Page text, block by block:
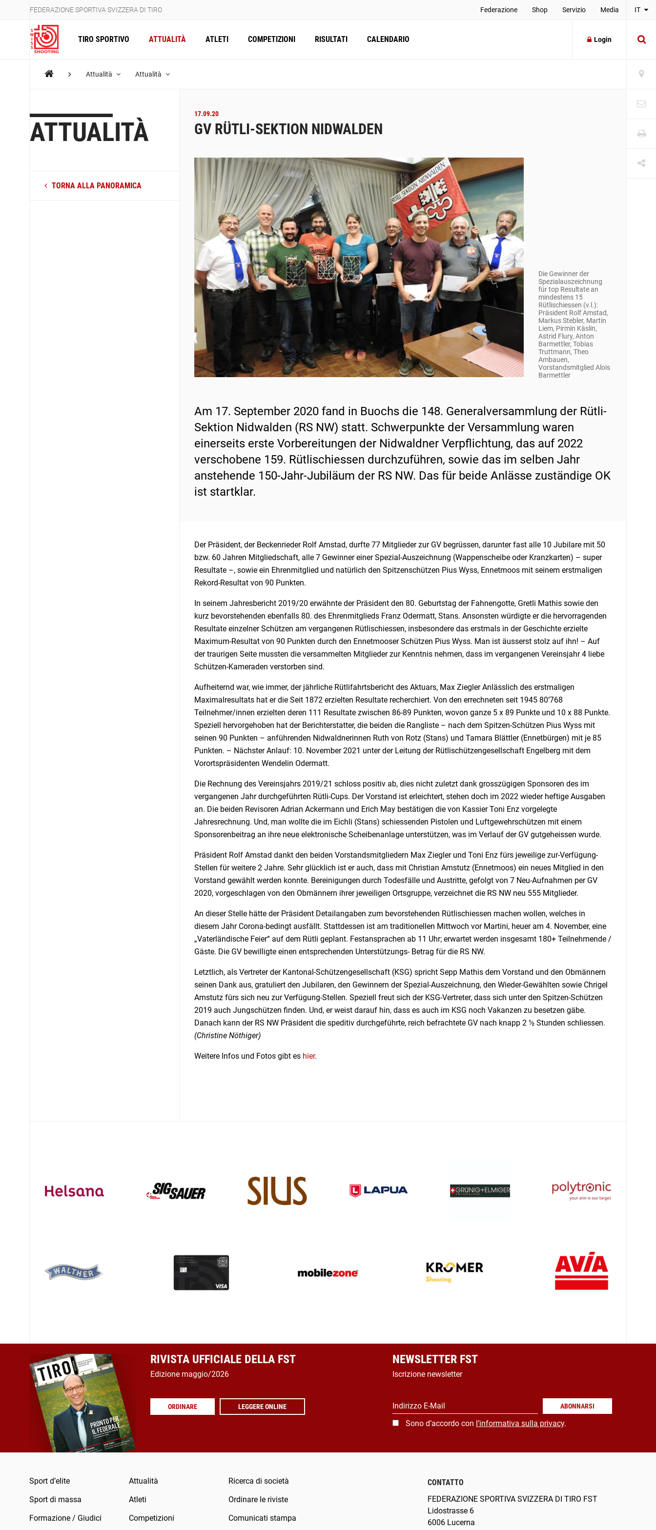
FEDERAZIONE SPORTIVA SVIZZERA DI TIRO Federazione Shop Servizio Media IT
TIRO SPORTIVO ATTUALITÀ ATLETI COMPETIZIONI RISULTATI CALENDARIO Login
Attualità Attualità
ATTUALITÀ
TORNA ALLA PANORAMICA
17.09.20
GV RÜTLI-SEKTION NIDWALDEN
Die Gewinner der
Spezialauszeichnung
für top Resultate an
mindestens 15
Rütlischiessen (v.l.):
Präsident Rolf Amstad,
Markus Stebler, Martin
Liem, Pirmin Käslin,
Astrid Flury, Anton
Barmettler, Tobias
Truttmann, Theo
Ambauen,
Vorstandsmitglied Alois
Barmettler
Am 17. September 2020 fand in Buochs die 148. Generalversammlung der Rütli-
Sektion Nidwalden (RS NW) statt. Schwerpunkte der Versammlung waren
einerseits erste Vorbereitungen der Nidwaldner Verpflichtung, das auf 2022
verschobene 159. Rütlischiessen durchzuführen, sowie das im selben Jahr
anstehende 150-Jahr-Jubiläum der RS NW. Das für beide Anlässe zuständige OK
ist startklar.
Der Präsident, der Beckenrieder Rolf Amstad, durfte 77 Mitglieder zur GV begrüssen, darunter fast alle 10 Jubilare mit 50
bzw. 60 Jahren Mitgliedschaft, alle 7 Gewinner einer Spezial-Auszeichnung (Wappenscheibe oder Kranzkarten) – super
Resultate –, sowie ein Ehrenmitglied und natürlich den Spitzenschützen Pius Wyss, Ennetmoos mit seinem erstmaligen
Rekord-Resultat von 90 Punkten.
In seinem Jahresbericht 2019/20 erwähnte der Präsident den 80. Geburtstag der Fahnengotte, Gretli Mathis sowie den
kurz bevorstehenden ebenfalls 80. des Ehrenmitglieds Franz Odermatt, Stans. Ansonsten würdigte er die hervorragenden
Resultate einzelner Schützen am vergangenen Rütlischiessen, insbesondere das erstmals in der Geschichte erzielte
Maximum-Resultat von 90 Punkten durch den Ennetmooser Schützen Pius Wyss. Man ist äusserst stolz auf ihn! – Auf
der traurigen Seite mussten die versammelten Mitglieder zur Kenntnis nehmen, dass im vergangenen Vereinsjahr 4 liebe
Schützen-Kameraden verstorben sind.
Aufheiternd war, wie immer, der jährliche Rütlifahrtsbericht des Aktuars, Max Ziegler Anlässlich des erstmaligen
Maximalresultats hat er die Seit 1872 erzielten Resultate recherchiert. Von den errechneten seit 1945 80‘768
Teilnehmer/innen erzielten deren 111 Resultate zwischen 86-89 Punkten, wovon ganze 5 x 89 Punkte und 10 x 88 Punkte.
Speziell hervorgehoben hat der Berichterstatter, die beiden die Rangliste – nach dem Spitzen-Schützen Pius Wyss mit
seinen 90 Punkten – anführenden Nidwaldnerinnen Ruth von Rotz (Stans) und Tamara Blättler (Ennetbürgen) mit je 85
Punkten. – Nächster Anlauf: 10. November 2021 unter der Leitung der Rütlischützengesellschaft Engelberg mit dem
Vorortspräsidenten Wendelin Odermatt.
Die Rechnung des Vereinsjahrs 2019/21 schloss positiv ab, dies nicht zuletzt dank grosszügigen Sponsoren des im
vergangenen Jahr durchgeführten Rütli-Cups. Der Vorstand ist erleichtert, stehen doch im 2022 wieder heftige Ausgaben
an. Die beiden Revisoren Adrian Ackermann und Erich May bestätigen die von Kassier Toni Enz vorgelegte
Jahresrechnung. Und, man wollte die im Eichli (Stans) schiessenden Pistolen und Luftgewehrschützen mit einem
Sponsorenbeitrag an ihre neue elektronische Scheibenanlage unterstützen, was im Verlauf der GV gutgeheissen wurde.
Präsident Rolf Amstad dankt den beiden Vorstandsmitgliedern Max Ziegler und Toni Enz fürs jeweilige zur-Verfügung-
Stellen für weitere 2 Jahre. Sehr glücklich ist er auch, dass mit Christian Amstutz (Ennetmoos) ein neues Mitglied in den
Vorstand gewählt werden konnte. Bereinigungen durch Todesfälle und Austritte, gefolgt von 7 Neu-Aufnahmen per GV
2020, vorgeschlagen von den Obmännern ihrer jeweiligen Ortsgruppe, verzeichnet die RS NW neu 555 Mitglieder.
An dieser Stelle hätte der Präsident Detailangaben zum bevorstehenden Rütlischiessen machen wollen, welches in
diesem Jahr Corona-bedingt ausfällt. Stattdessen ist am traditionellen Mittwoch vor Martini, heuer am 4. November, eine
„Vaterländische Feier“ auf dem Rütli geplant. Festansprachen ab 11 Uhr; erwartet werden insgesamt 180+ Teilnehmende /
Gäste. Die GV bewilligte einen entsprechenden Unterstützungs- Betrag für die RS NW.
Letztlich, als Vertreter der Kantonal-Schützengesellschaft (KSG) spricht Sepp Mathis dem Vorstand und den Obmännern
seinen Dank aus, gratuliert den Jubilaren, den Gewinnern der Spezial-Auszeichnung, den Wieder-Gewählten sowie Chrigel
Amstutz fürs sich neu zur Verfügung-Stellen. Speziell freut sich der KSG-Vertreter, dass sich unter den Spitzen-Schützen
2019 auch Jungschützen finden. Und, er weist darauf hin, dass es auch im KSG noch Vakanzen zu besetzen gäbe.
Danach kann der RS NW Präsident die speditiv durchgeführte, reich befrachtete GV nach knapp 2 ½ Stunden schliessen.
(Christine Nöthiger)
Weitere Infos und Fotos gibt es hier.
RIVISTA UFFICIALE DELLA FST
Edizione maggio/2026
ORDINARE LEGGERE ONLINE
NEWSLETTER FST
Iscrizione newsletter
Indirizzo E-Mail ABONNARSI
Sono d’accordo con l’informativa sulla privacy.
Sport d’elite
Sport di massa
Formazione / Giudici
Attualità
Atleti
Competizioni
Ricerca di società
Ordinare le riviste
Comunicati stampa
CONTATTO
FEDERAZIONE SPORTIVA SVIZZERA DI TIRO FST
Lidostrasse 6
6006 Lucerna